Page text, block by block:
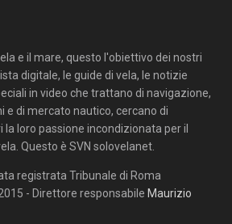
e il mare, questo l'obiettivo dei nostri
digitale, le guide di vela, le notizie
in video che trattano di navigazione,
e di mercato nautico, cercano di
loro passione incondizionata per il
Questo è SVN solovelanet.
registrata Tribunale di Roma
- Direttore responsabile Maurizio